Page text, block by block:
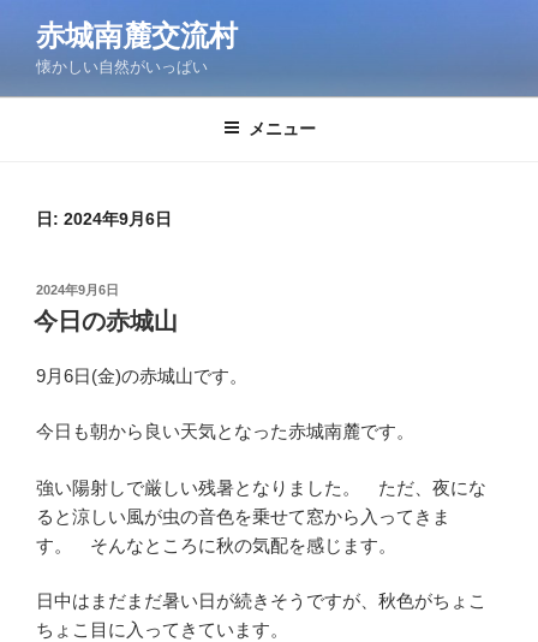
ン
赤城南麓交流村
懐かしい自然がいっぱい
メニュー
日: 2024年9月6日
投
稿
日:
2024年9月6日
今日の赤城山
9月6日(金)の赤城山です。
今日も朝から良い天気となった赤城南麓です。
強い陽射しで厳しい残暑となりました。 ただ、夜にな
ると涼しい風が虫の音色を乗せて窓から入ってきま
す。 そんなところに秋の気配を感じます。
日中はまだまだ暑い日が続きそうですが、秋色がちょこ
ちょこ目に入ってきています。